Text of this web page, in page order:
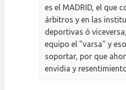
es el MADRID, el que
árbitros y en las
deportivas ó
equipo el "varsa" y
soportar, por que
envidia y